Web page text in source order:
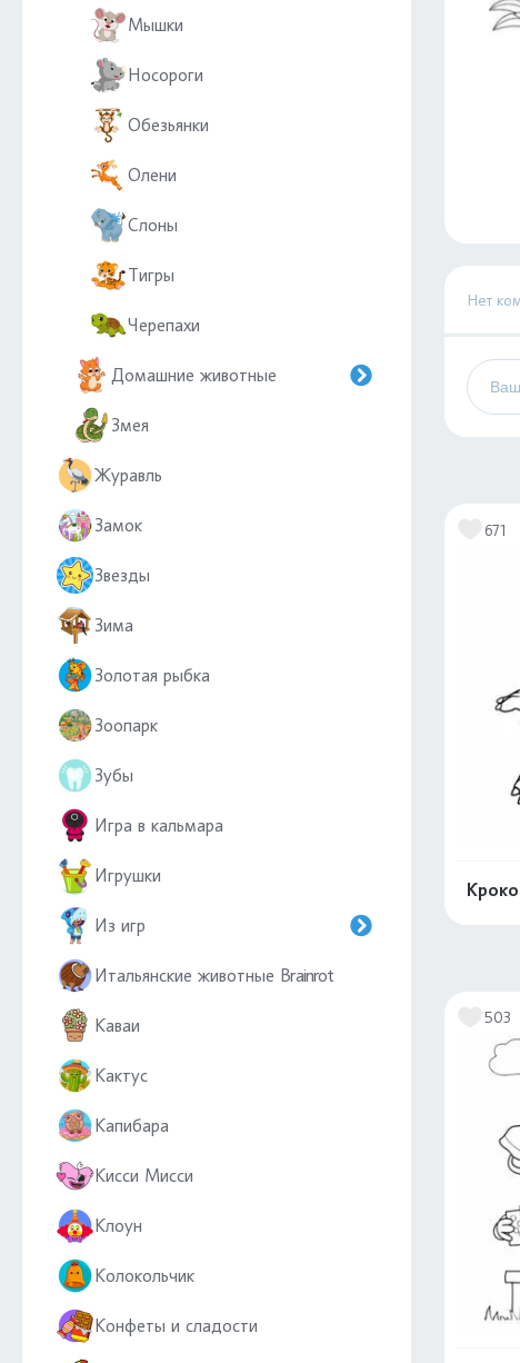
Мышки
Носороги
Обезьянки
Олени
Слоны
Тигры
Черепахи
Домашние животные
Змея
Журавль
Замок
Звезды
Зима
Золотая рыбка
Зоопарк
Зубы
Игра в кальмара
Игрушки
Из игр
Итальянские животные Brainrot
Каваи
Кактус
Капибара
Кисси Мисси
Клоун
Колокольчик
Конфеты и сладости
Нет
671
503